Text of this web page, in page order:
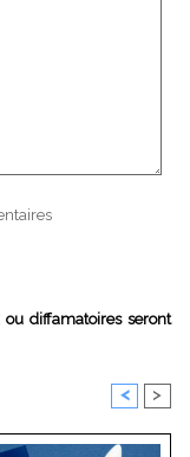
diffamatoires seront
< >